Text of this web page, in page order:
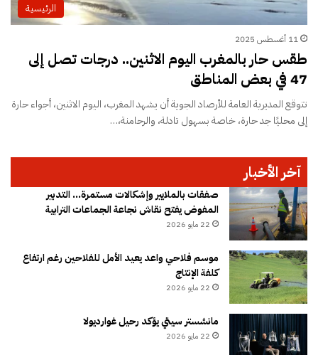
الرئيسية
11 أغسطس 2025
طقس حار بالمغرب اليوم الاثنين.. درجات تصل إلى
47 في بعض المناطق
تتوقع المديرية العامة للأرصاد الجوية أن يشهد المغرب، اليوم الاثنين، أجواء حارة
إلى محليًا جد حارة، خاصة بسهول تادلة، والرحامنة،…
آخر الأخبار
صفقات بالملايير وإشكالات مستمرة… التدبير
المفوض يفتح نقاش نجاعة الجماعات الترابية
22 مايو 2026
موسم فلاحي واعد يعيد الأمل للفلاحين رغم ارتفاع
كلفة الإنتاج
22 مايو 2026
مانشستر سيتي يؤكد رحيل غوارديولا
22 مايو 2026